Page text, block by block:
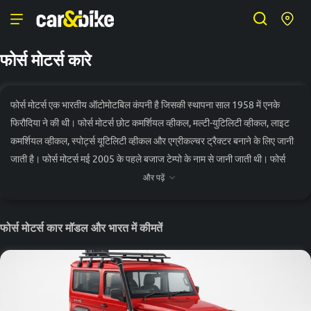
फोर्स मोटर्स कारे
फोर्स मोटर्स एक भारतीय ऑटोमोटबिल कंपनी है जिसकी स्थापना साल 1958 में एनके
फिरौदिया ने की थी। फोर्स मोटर्स छोट कमर्शियल व्हीकल, मल्टी-युटिलिटी व्हीकल, लाइट
कमर्शियल व्हीकल, स्पोर्ट्स यूटिलिटी व्हीकल और एग्रीकल्चर ट्रैक्टर बनाने के लिए जानी
जाती है। फोर्स मोटर्स मई 2005 के पहले बजाज टेम्पो के नाम से जानी जाती थी। फोर्स
मोटर्स की चेन्नई स्थित मैनुफैक्चरिंग यूनिट की स्थापना साल 2015 में की गई। इस प्लांट में
फोर्स मोटर्स की भारत में कई कारें बिक्री के लिए उपलब्ध हैं। यह कंपनी भारत में कुल 2
फोर्स मोटर्स की जो कारें बिक्री के लिए उपलब्ध हैं उनमें 1 एसयूवी car, 1 एमयूवी car
भारत में फोर्स मोटर्स की डीलरशिप का बड़ा नेटवर्क है। आज की तारीख में कंपनी के देशभर
और पढ़ें
फोर्स मोटर्स कार मॉडल और भारत में कीमतें